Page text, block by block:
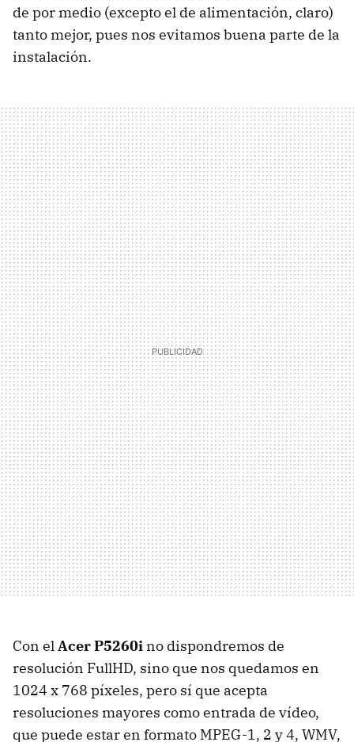
de por medio (excepto el de alimentación, claro)
tanto mejor, pues nos evitamos buena parte de la
instalación.
Con elAcer P5260i no dispondremos de
resolución FullHD, sino que nos quedamos en
1024 x 768 píxeles, pero sí que acepta
resoluciones mayores como entrada de vídeo,
que puede estar en formato MPEG-1, 2 y 4, WMV,